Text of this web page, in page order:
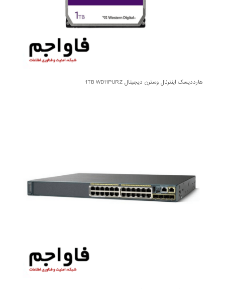
هارددیسک اینترنال وسترن دیجیتال 1TB WD11PURZ